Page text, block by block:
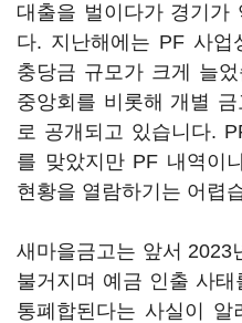
대출을 벌이다가 경기가
다. 지난해에는 PF 사업
충당금 규모가 크게 늘
중앙회를 비롯해 개별
로 공개되고 있습니다.
를 맞았지만 PF 내역이
현황을 열람하기는 어렵
새마을금고는 앞서 2023
불거지며 예금 인출 사
통폐합된다는 사실이